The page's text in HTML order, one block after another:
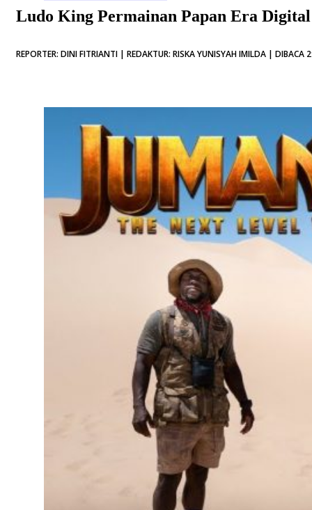
Ludo King Permainan Papan Era Digital
REPORTER: DINI FITRIANTI | REDAKTUR: RISKA YUNISYAH IMILDA | DIBACA